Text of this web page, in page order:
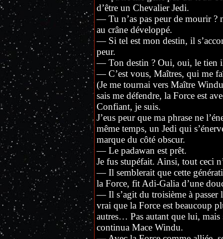
d’être un Chevalier Jedi.
— Tu n’as pas peur de mourir ?
au crâne développé.
— Si tel est mon destin, il
peur.
— Ton destin ? Oui, oui, le tien
— C’est vous, Maîtres, qui me
(Je me tournai vers Maître
sais me défendre, la Force est
Confiant, je suis.
J’eus peur que ma phrase ne
même temps, un Jedi qui
marque du côté obscur.
— Le padawan est prêt.
Je fus stupéfait. Ainsi, tout ceci
— Il semblerait que cette
la Force, fit Adi-Galia d’une
— Il s’agit du troisième à passer
vrai que la Force est beaucoup
autres… Pas autant que lui,
continua Mace Windu.